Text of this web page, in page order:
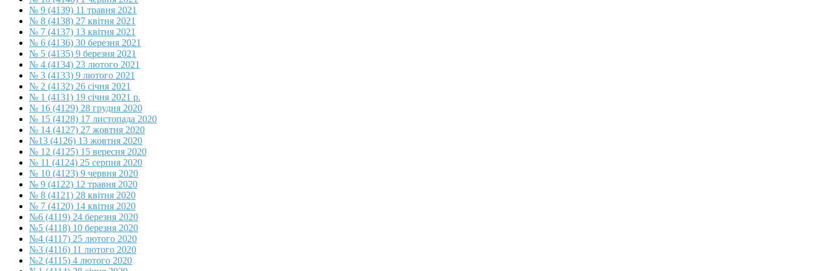
№ 9 (4139) 11 травня 2021
№ 8 (4138) 27 квітня 2021
№ 7 (4137) 13 квітня 2021
№ 6 (4136) 30 березня 2021
№ 5 (4135) 9 березня 2021
№ 4 (4134) 23 лютого 2021
№ 3 (4133) 9 лютого 2021
№ 2 (4132) 26 січня 2021
№ 1 (4131) 19 січня 2021 р.
№ 16 (4129) 28 грудня 2020
№ 15 (4128) 17 листопада 2020
№ 14 (4127) 27 жовтня 2020
№13 (4126) 13 жовтня 2020
№ 12 (4125) 15 вересня 2020
№ 11 (4124) 25 серпня 2020
№ 10 (4123) 9 червня 2020
№ 9 (4122) 12 травня 2020
№ 8 (4121) 28 квітня 2020
№ 7 (4120) 14 квітня 2020
№6 (4119) 24 березня 2020
№5 (4118) 10 березня 2020
№4 (4117) 25 лютого 2020
№3 (4116) 11 лютого 2020
№2 (4115) 4 лютого 2020